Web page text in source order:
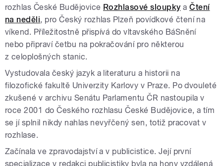
rozhlas České Budějovice Rozhlasové sloupky aČtení
na neděli, pro Český rozhlas Plzeň povídkové čtení na
víkend. Příležitostně přispívá do vltavského BáSnění
nebo připraví četbu na pokračování pro některou
z celoplošných stanic.
Vystudovala český jazyk a literaturu a historii na
filozofické fakultě Univerzity Karlovy v Praze. Po dvouleté
zkušené v archivu Senátu Parlamentu ČR nastoupila v
roce 2001 do Českého rozhlasu České Budějovice, a tím
se jí splnil nikdy nahlas nevyřčený sen, totiž pracovat v
rozhlase.
Začínala ve zpravodajství a v publicistice. Její první
specializace v redakci publicistiky byla na hony vzdálená